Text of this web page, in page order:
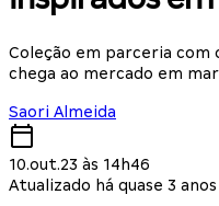
Coleção em parceria com
chega ao mercado em
Saori Almeida
10.out.23 às 14h46
Atualizado há quase 3 anos